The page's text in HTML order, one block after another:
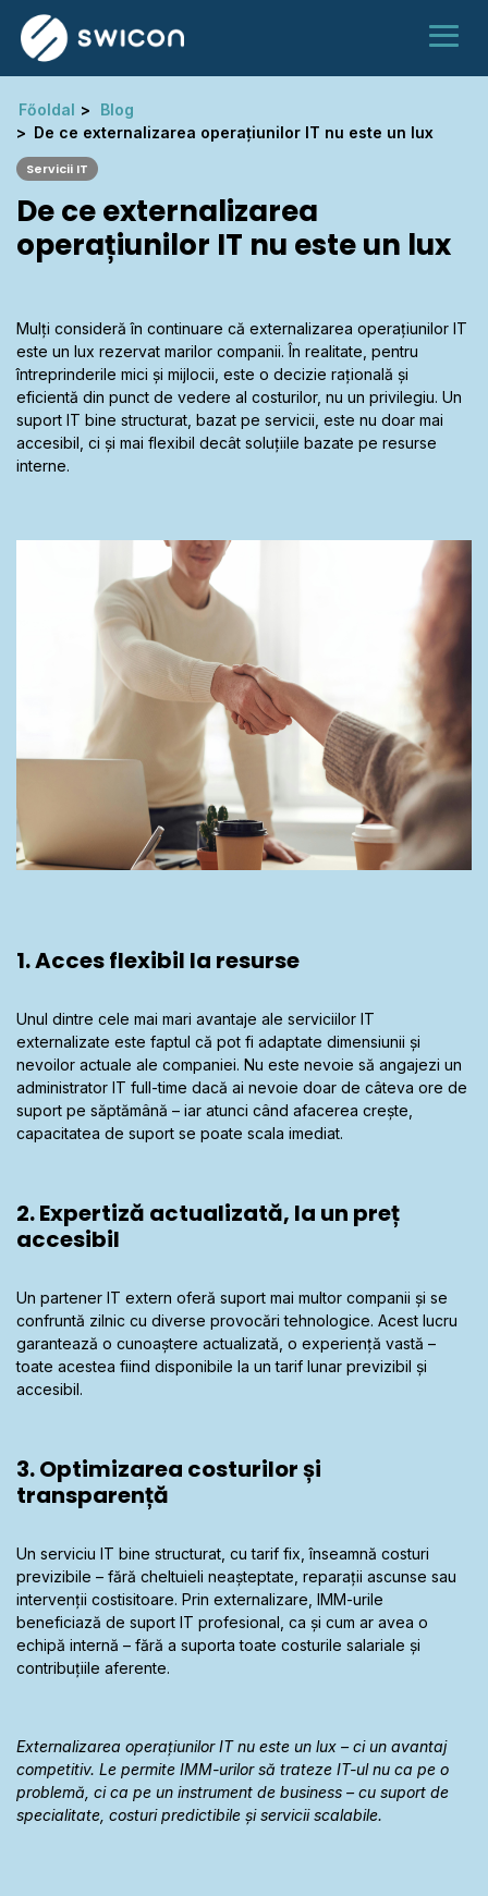
Főoldal
Blog
De ce externalizarea operațiunilor IT nu este un lux
Servicii IT
De ce externalizarea
operațiunilor IT nu este un lux
Mulți consideră în continuare că externalizarea operațiunilor IT
este un lux rezervat marilor companii. În realitate, pentru
întreprinderile mici și mijlocii, este o decizie rațională și
eficientă din punct de vedere al costurilor, nu un privilegiu. Un
suport IT bine structurat, bazat pe servicii, este nu doar mai
accesibil, ci și mai flexibil decât soluțiile bazate pe resurse
interne.
1. Acces flexibil la resurse
Unul dintre cele mai mari avantaje ale serviciilor IT
externalizate este faptul că pot fi adaptate dimensiunii și
nevoilor actuale ale companiei. Nu este nevoie să angajezi un
administrator IT full-time dacă ai nevoie doar de câteva ore de
suport pe săptămână – iar atunci când afacerea crește,
capacitatea de suport se poate scala imediat.
2. Expertiză actualizată, la un preț
accesibil
Un partener IT extern oferă suport mai multor companii și se
confruntă zilnic cu diverse provocări tehnologice. Acest lucru
garantează o cunoaștere actualizată, o experiență vastă –
toate acestea fiind disponibile la un tarif lunar previzibil și
accesibil.
3. Optimizarea costurilor și
transparență
Un serviciu IT bine structurat, cu tarif fix, înseamnă costuri
previzibile – fără cheltuieli neașteptate, reparații ascunse sau
intervenții costisitoare. Prin externalizare, IMM-urile
beneficiază de suport IT profesional, ca și cum ar avea o
echipă internă – fără a suporta toate costurile salariale și
contribuțiile aferente.
Externalizarea operațiunilor IT nu este un lux – ci un avantaj
competitiv. Le permite IMM-urilor să trateze IT-ul nu ca pe o
problemă, ci ca pe un instrument de business – cu suport de
specialitate, costuri predictibile și servicii scalabile.